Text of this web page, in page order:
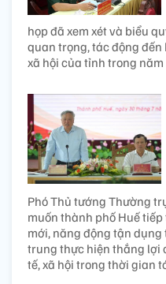
họp đã xem xét và biểu
quan trọng, tác động
xã hội của tỉnh trong
Phó Thủ tướng Thường
muốn thành phố Huế
mới, năng động tận
trung thực hiện thắng lợi
tế, xã hội trong thời gian